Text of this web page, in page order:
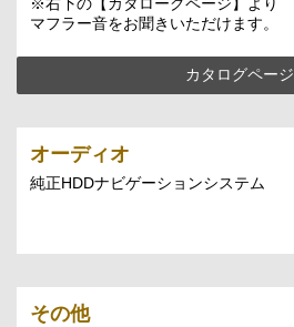
マフラー音をお聞きいただけます。
カタログページ
オーディオ
純正HDDナビゲーションシステム
その他